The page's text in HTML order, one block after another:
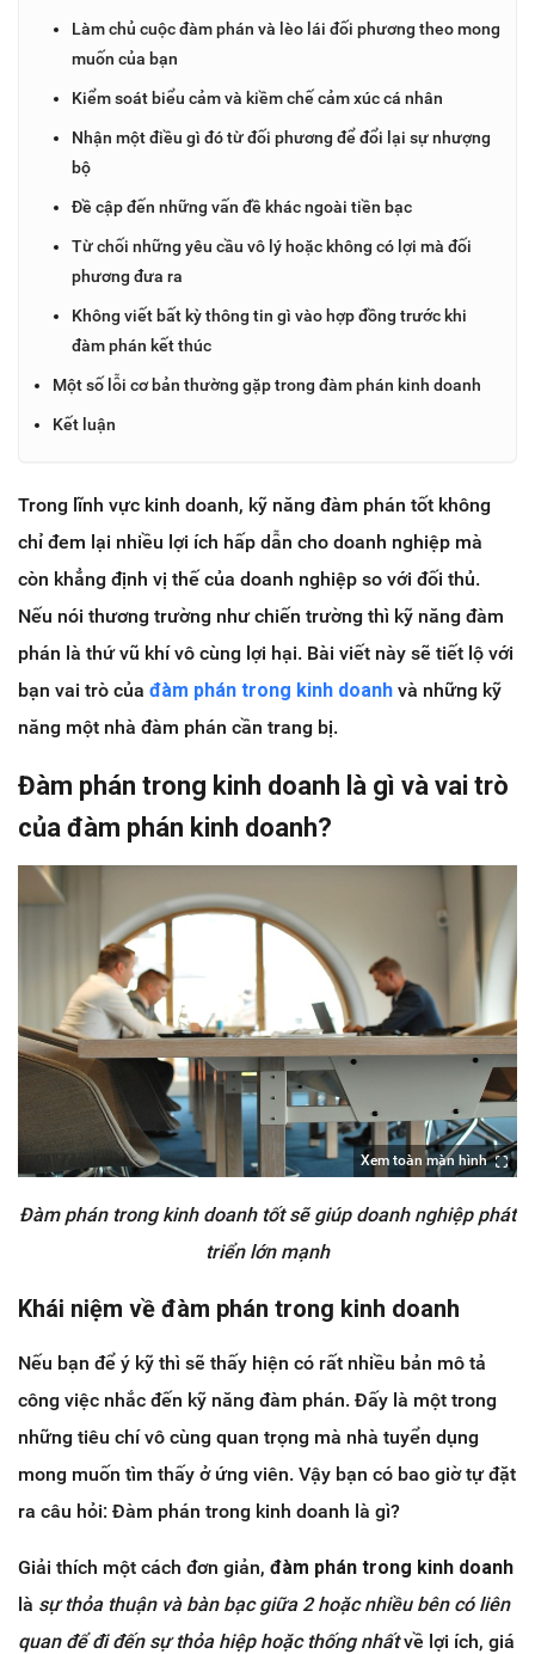
Làm chủ cuộc đàm phán và lèo lái đối phương theo mong
muốn của bạn
Kiểm soát biểu cảm và kiềm chế cảm xúc cá nhân
Nhận một điều gì đó từ đối phương để đổi lại sự nhượng
bộ
Đề cập đến những vấn đề khác ngoài tiền bạc
Từ chối những yêu cầu vô lý hoặc không có lợi mà đối
phương đưa ra
Không viết bất kỳ thông tin gì vào hợp đồng trước khi
đàm phán kết thúc
Một số lỗi cơ bản thường gặp trong đàm phán kinh doanh
Kết luận
Trong lĩnh vực kinh doanh, kỹ năng đàm phán tốt không
chỉ đem lại nhiều lợi ích hấp dẫn cho doanh nghiệp mà
còn khẳng định vị thế của doanh nghiệp so với đối thủ.
Nếu nói thương trường như chiến trường thì kỹ năng đàm
phán là thứ vũ khí vô cùng lợi hại. Bài viết này sẽ tiết lộ với
bạn vai trò của đàm phán trong kinh doanh và những kỹ
năng một nhà đàm phán cần trang bị.
Đàm phán trong kinh doanh là gì và vai trò
của đàm phán kinh doanh?
Xem toàn màn hình
Đàm phán trong kinh doanh tốt sẽ giúp doanh nghiệp phát
triển lớn mạnh
Khái niệm về đàm phán trong kinh doanh
Nếu bạn để ý kỹ thì sẽ thấy hiện có rất nhiều bản mô tả
công việc nhắc đến kỹ năng đàm phán. Đấy là một trong
những tiêu chí vô cùng quan trọng mà nhà tuyển dụng
mong muốn tìm thấy ở ứng viên. Vậy bạn có bao giờ tự đặt
ra câu hỏi: Đàm phán trong kinh doanh là gì?
Giải thích một cách đơn giản, đàm phán trong kinh doanh
là sự thỏa thuận và bàn bạc giữa 2 hoặc nhiều bên có liên
quan để đi đến sự thỏa hiệp hoặc thống nhấtvề lợi ích, giá